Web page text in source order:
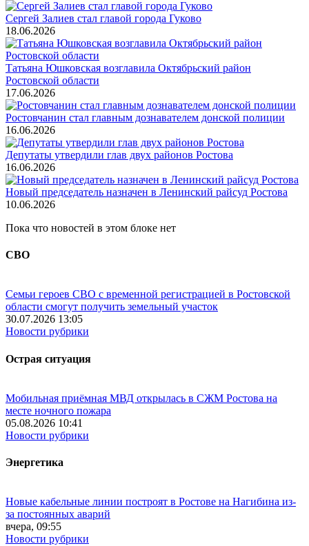
Сергей Залиев стал главой города Гуково
18.06.2026
Татьяна Юшковская возглавила Октябрьский район
Ростовской области
17.06.2026
Ростовчанин стал главным дознавателем донской полиции
16.06.2026
Депутаты утвердили глав двух районов Ростова
16.06.2026
Новый председатель назначен в Ленинский райсуд Ростова
10.06.2026
Пока что новостей в этом блоке нет
СВО
Семьи героев СВО с временной регистрацией в Ростовской
области смогут получить земельный участок
30.07.2026 13:05
Новости рубрики
Острая ситуация
Мобильная приёмная МВД открылась в СЖМ Ростова на
месте ночного пожара
05.08.2026 10:41
Новости рубрики
Энергетика
Новые кабельные линии построят в Ростове на Нагибина из-
за постоянных аварий
вчера, 09:55
Новости рубрики